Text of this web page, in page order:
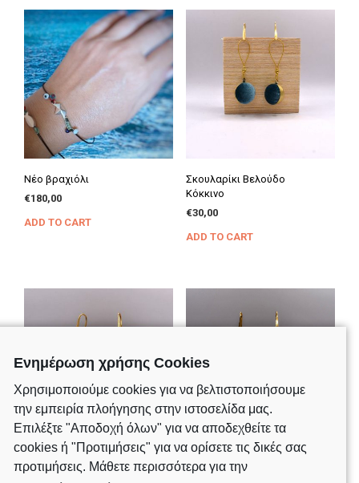
Νέο βραχιόλι
€180,00
ADD TO CART
Σκουλαρίκι Βελούδο
Κόκκινο
€30,00
ADD TO CART
Σκουλαρίκι Βελούδο
Λιλά
Σκουλαρίκι Βελούδο Ροζ
παλ
Ενημέρωση χρήσης Cookies
Χρησιμοποιούμε cookies για να βελτιστοποιήσουμε
την εμπειρία πλοήγησης στην ιστοσελίδα μας.
Επιλέξτε "Αποδοχή όλων" για να αποδεχθείτε τα
cookies ή "Προτιμήσεις" για να ορίσετε τις δικές σας
προτιμήσεις. Μάθετε περισσότερα για την